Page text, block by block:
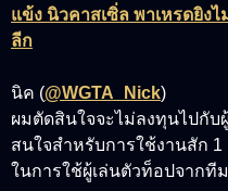
แข้ง นิวคาสเซิ่ล พาเหรดยิง
ลีก
นิค (@WGTA_Nick)
ผมตัดสินใจจะไม่ลงทุนไปกับ
สนใจสำหรับการใช้งานสัก
ในการใช้ผู้เล่นตัวท็อปจากที